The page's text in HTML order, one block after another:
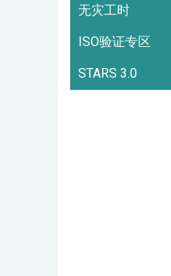
无灾工时
ISO验证专区
STARS 3.0